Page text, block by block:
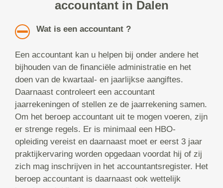
accountant in Dalen
Wat is een accountant ?
Een accountant kan u helpen bij onder andere het
bijhouden van de financiële administratie en het
doen van de kwartaal- en jaarlijkse aangiftes.
Daarnaast controleert een accountant
jaarrekeningen of stellen ze de jaarrekening samen.
Om het beroep accountant uit te mogen voeren, zijn
er strenge regels. Er is minimaal een HBO-
opleiding vereist en daarnaast moet er eerst 3 jaar
praktijkervaring worden opgedaan voordat hij of zij
zich mag inschrijven in het accountantsregister. Het
beroep accountant is daarnaast ook wettelijk